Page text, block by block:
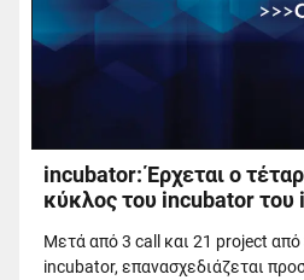
incubator: Έρχεται ο
κύκλος του incubator του
Μετά από 3 call και 21 project
incubator, επανασχεδιάζεται